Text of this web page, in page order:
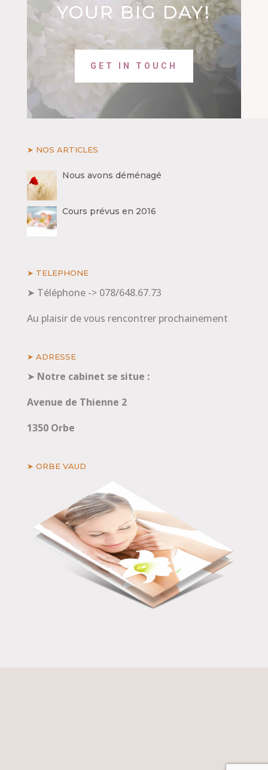
YOUR BIG DAY!
GET IN TOUCH
➤ NOS ARTICLES
Nous avons déménagé
Cours prévus en 2016
➤ TELEPHONE
➤ Téléphone -> 078/648.67.73
Au plaisir de vous rencontrer prochainement
➤ ADRESSE
➤ Notre cabinet se situe :
Avenue de Thienne 2
1350 Orbe
➤ ORBE VAUD